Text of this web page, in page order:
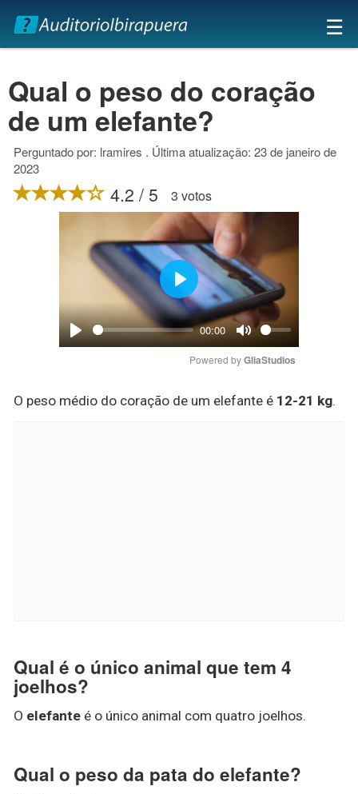
×
☰
Qual o peso do coração
de um elefante?
Perguntado por: lramires . Última atualização: 23 de janeiro de
2023
4.2 / 5 3 votos
Play
00:00
Mute
Play
Powered by GliaStudios
O peso médio do coração de um elefante é 12-21 kg.
Qual é o único animal que tem 4
joelhos?
O elefante é o único animal com quatro joelhos.
Qual o peso da pata do elefante?